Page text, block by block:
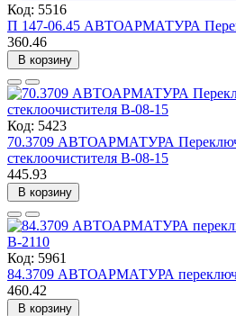
Код: 5516
П 147-06.45 АВТОАРМАТУРА
360.46
В корзину
Код: 5423
70.3709 АВТОАРМАТУРА
стеклоочистителя В-08-15
445.93
В корзину
Код: 5961
84.3709 АВТОАРМАТУРА
460.42
В корзину